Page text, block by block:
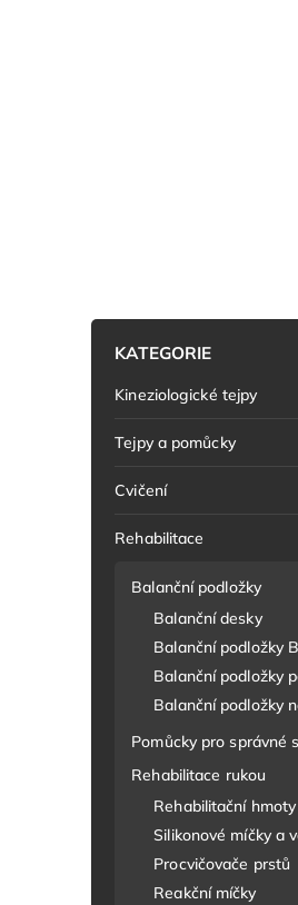
KATEGORIE
Kineziologické tejpy
Tejpy a pomůcky
Cvičení
Rehabilitace
Balanční podložky
Balanční desky
Balanční podložky
Balanční podložky
Balanční podložky
Pomůcky pro správné
Rehabilitace rukou
Rehabilitační hmoty
Silikonové míčky a
Procvičovače prstů
Reakční míčky